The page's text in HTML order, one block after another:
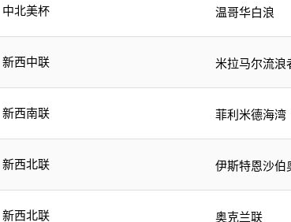
中北美杯 温哥华白浪
新西中联 米拉马尔流浪
新西南联 菲利米德海湾
新西北联 伊斯特恩沙伯
新西北联 奥克兰联